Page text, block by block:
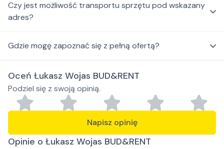
Czy jest możliwość transportu sprzętu pod wskazany
adres?
Gdzie mogę zapoznać się z pełną ofertą?
Oceń Łukasz Wojas BUD&RENT
Podziel się z swoją opinią.
Napisz opinię
Opinie o Łukasz Wojas BUD&RENT